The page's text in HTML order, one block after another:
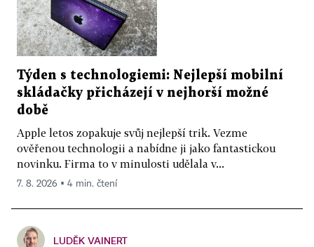
Týden s technologiemi: Nejlepší mobilní
skládačky přicházejí v nejhorší možné
době
Apple letos zopakuje svůj nejlepší trik. Vezme
ověřenou technologii a nabídne ji jako fantastickou
novinku. Firma to v minulosti udělala v...
7. 8. 2026 ▪ 4 min. čtení
LUDĚK VAINERT